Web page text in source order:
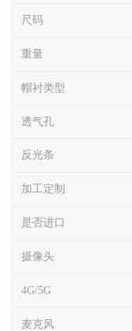
尺码
重量
帽衬类型
透气孔
反光条
加工定制
是否进口
摄像头
4G/5G
麦克风